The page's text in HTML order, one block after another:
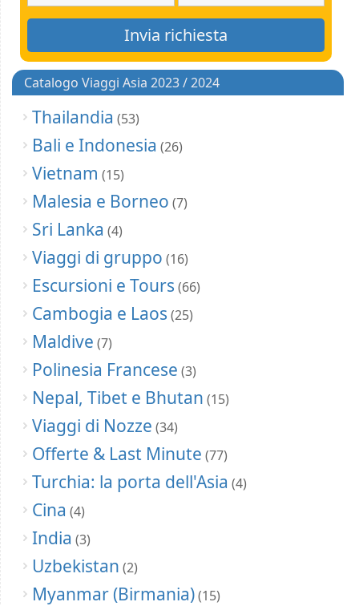
Catalogo Viaggi Asia 2023 / 2024
Thailandia (53)
Bali e Indonesia (26)
Vietnam (15)
Malesia e Borneo (7)
Sri Lanka (4)
Viaggi di gruppo (16)
Escursioni e Tours (66)
Cambogia e Laos (25)
Maldive (7)
Polinesia Francese (3)
Nepal, Tibet e Bhutan (15)
Viaggi di Nozze (34)
Offerte & Last Minute (77)
Turchia: la porta dell'Asia (4)
Cina (4)
India (3)
Uzbekistan (2)
Myanmar (Birmania)(15)